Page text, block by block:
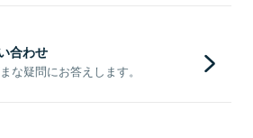
合わせ
な疑問にお答えします。